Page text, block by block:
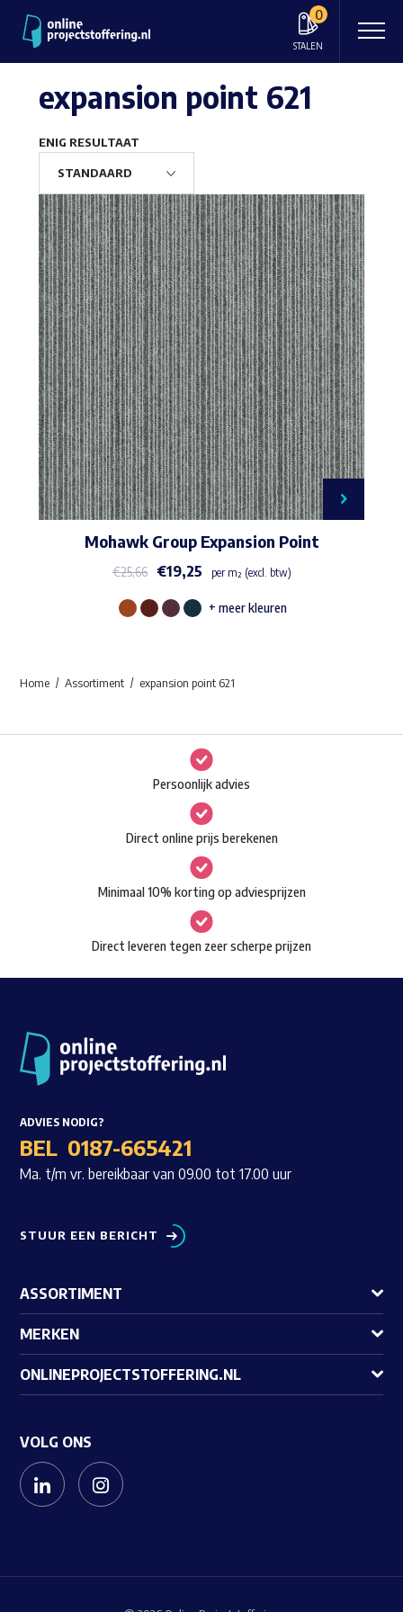
0
STALEN
Waar ben je naar op zoek?
expansion point 621
ENIG RESULTAAT
Mohawk Group Expansion Point
€25,66 €19,25 per m² (excl. btw)
Dit
Deze
optie
kan
gekozen
worden
op
de
productpagina
+ meer kleuren
Home Assortiment expansion point 621
Persoonlijk advies
Direct online prijs berekenen
Minimaal 10% korting op adviesprijzen
Direct leveren tegen zeer scherpe prijzen
ADVIES NODIG?
BEL 0187-665421
Ma. t/m vr. bereikbaar van 09.00 tot 17.00 uur
STUUR EEN BERICHT
ASSORTIMENT
MERKEN
ONLINEPROJECTSTOFFERING.NL
VOLG ONS